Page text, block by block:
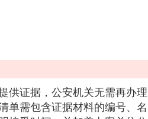
供证据，公安机关无需再办理
单需包含证据材料的编号、名